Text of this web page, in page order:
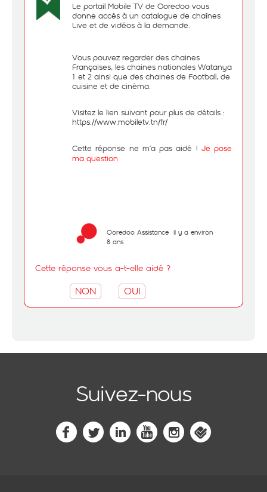
Le portail Mobile TV de Ooredoo vous
donne accès à un catalogue de chaînes
Live et de vidéos à la demande.
Vous pouvez regarder des chaines
Françaises, les chaines nationales Watanya
1 et 2 ainsi que des chaines de Football, de
cuisine et de cinéma.
Visitez le lien suivant pour plus de détails :
https://www.mobiletv.tn/fr/
Cette réponse ne m’a pas aidé ! Je pose
ma question
Ooredoo Assistance il y a environ
8 ans
Cette réponse vous a-t-elle aidé ?
NON OUI
Suivez-nous